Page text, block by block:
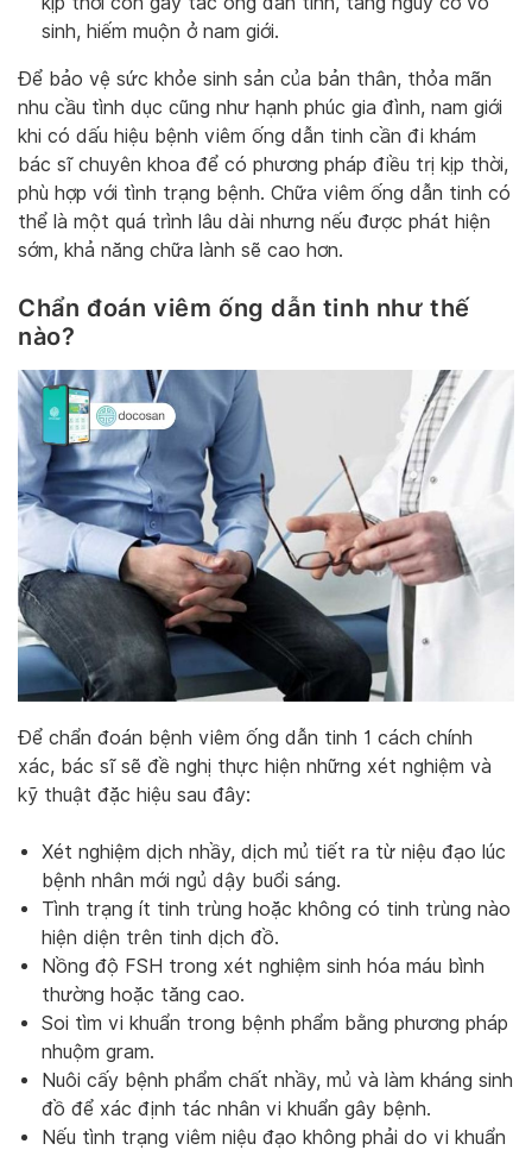
sinh, hiếm muộn ở nam giới.
Để bảo vệ sức khỏe sinh sản của bản thân, thỏa mãn
nhu cầu tình dục cũng như hạnh phúc gia đình, nam giới
khi có dấu hiệu bệnh viêm ống dẫn tinh cần đi khám
bác sĩ chuyên khoa để có phương pháp điều trị kịp thời,
phù hợp với tình trạng bệnh. Chữa viêm ống dẫn tinh có
thể là một quá trình lâu dài nhưng nếu được phát hiện
sớm, khả năng chữa lành sẽ cao hơn.
Chẩn đoán viêm ống dẫn tinh như thế
nào?
Để chẩn đoán bệnh viêm ống dẫn tinh 1 cách chính
xác, bác sĩ sẽ đề nghị thực hiện những xét nghiệm và
kỹ thuật đặc hiệu sau đây:
Xét nghiệm dịch nhầy, dịch mủ tiết ra từ niệu đạo lúc
bệnh nhân mới ngủ dậy buổi sáng.
Tình trạng ít tinh trùng hoặc không có tinh trùng nào
hiện diện trên tinh dịch đồ.
Nồng độ FSH trong xét nghiệm sinh hóa máu bình
thường hoặc tăng cao.
Soi tìm vi khuẩn trong bệnh phẩm bằng phương pháp
nhuộm gram.
Nuôi cấy bệnh phẩm chất nhầy, mủ và làm kháng sinh
đồ để xác định tác nhân vi khuẩn gây bệnh.
Nếu tình trạng viêm niệu đạo không phải do vi khuẩn